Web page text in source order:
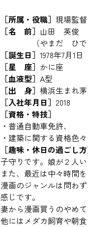
［所属・役職］ 現場監督
［名 前］ 山田 英俊
（やまだ ひでと
［誕生日］ 1978年7月1日
［星 座］ かに座
［血液型］ A型
［出 身］ 横浜生まれ
［入社年月日］ 2018
［資格・特技］
・普通自動車免許、
・建築に関する資格色々
［趣味・休日の過ごし方
子守りです。娘が２人
また、最近は中々時間
漫画のジャンルは問わ
感じです。
妻から漫画買うのやめ
他にはメダカ飼育や朝食